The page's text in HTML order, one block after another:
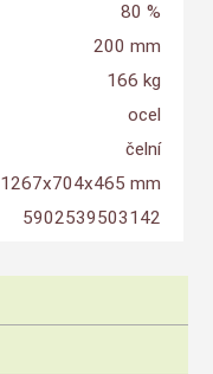
80 %
200 mm
166 kg
ocel
čelní
1267x704x465 mm
5902539503142